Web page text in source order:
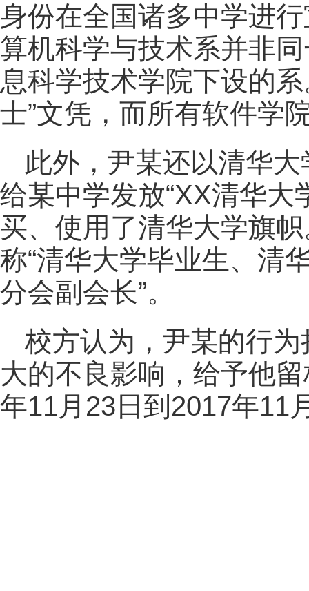
身份在全国诸多中学进
算机科学与技术系并非
息科学技术学院下设的
士”文凭，而所有软件学
此外，尹某还以清华
给某中学发放“XX清华大
买、使用了清华大学旗
称“清华大学毕业生、清
分会副会长”。
校方认为，尹某的行
大的不良影响，给予他
年11月23日到2017年11